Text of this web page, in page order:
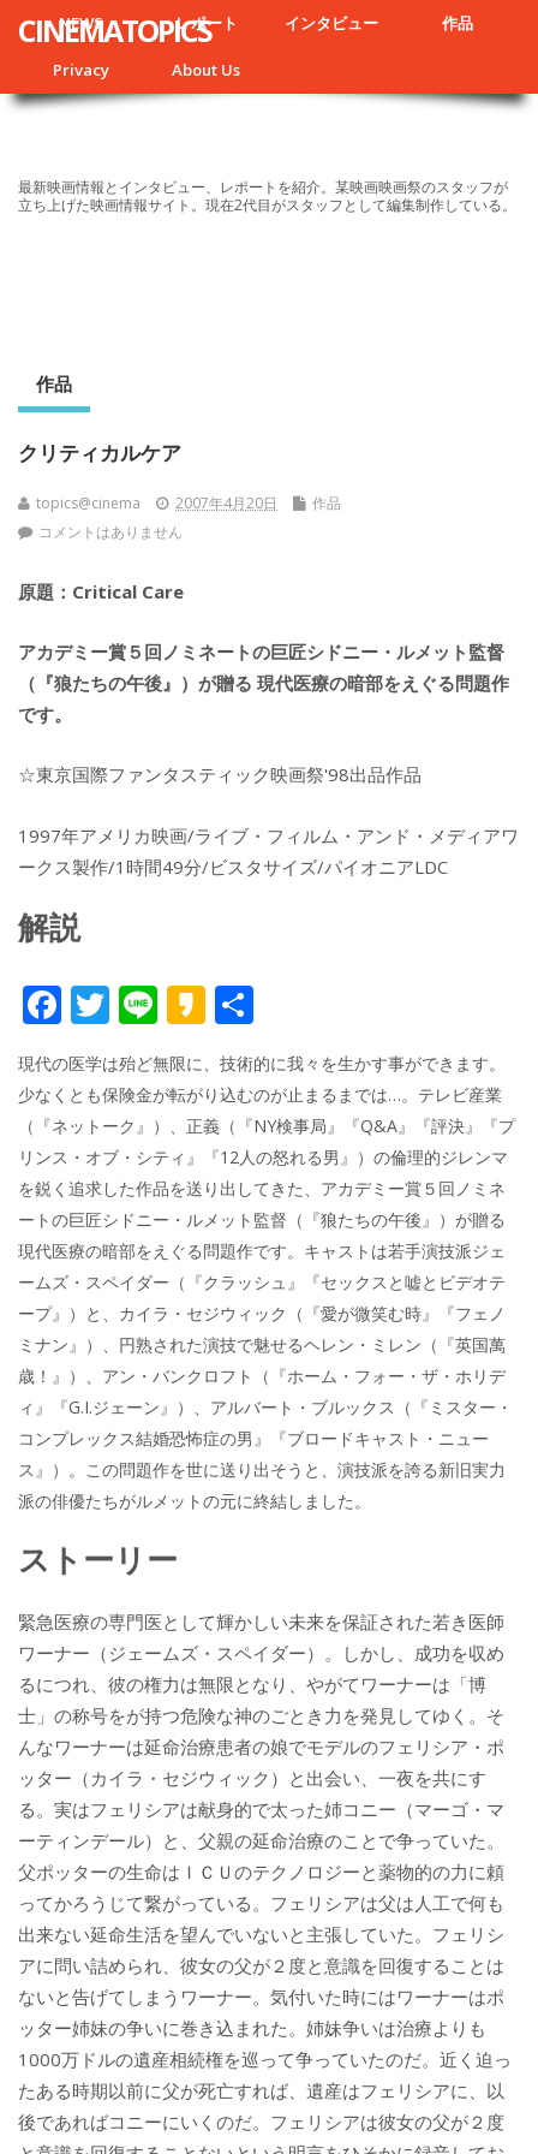
NEWS レポート インタビュー 作品
Privacy About Us
CINEMATOPICS
最新映画情報とインタビュー、レポートを紹介。某映画映画祭のスタッフが
立ち上げた映画情報サイト。現在2代目がスタッフとして編集制作している。
作品
クリティカルケア
topics@cinema 2007年4月20日
作品
コメントはありません
原題：Critical Care
アカデミー賞５回ノミネートの巨匠シドニー・ルメット監督
（『狼たちの午後』）が贈る 現代医療の暗部をえぐる問題作
です。
☆東京国際ファンタスティック映画祭'98出品作品
1997年アメリカ映画/ライブ・フィルム・アンド・メディアワ
ークス製作/1時間49分/ビスタサイズ/パイオニアLDC
解説
F
ac
e
b
o
o
k
T
w
itt
er
Li
n
e
K
a
k
a
o
有
現代の医学は殆ど無限に、技術的に我々を生かす事ができます。
少なくとも保険金が転がり込むのが止まるまでは…。テレビ産業
（『ネットーク』）、正義（『NY検事局』『Q&A』『評決』『プ
リンス・オブ・シティ』『12人の怒れる男』）の倫理的ジレンマ
を鋭く追求した作品を送り出してきた、アカデミー賞５回ノミネ
ートの巨匠シドニー・ルメット監督（『狼たちの午後』）が贈る
現代医療の暗部をえぐる問題作です。キャストは若手演技派ジェ
ームズ・スペイダー（『クラッシュ』『セックスと嘘とビデオテ
ープ』）と、カイラ・セジウィック（『愛が微笑む時』『フェノ
ミナン』）、円熟された演技で魅せるヘレン・ミレン（『英国萬
歳！』）、アン・バンクロフト（『ホーム・フォー・ザ・ホリデ
ィ』『G.I.ジェーン』）、アルバート・ブルックス（『ミスター・
コンプレックス結婚恐怖症の男』『ブロードキャスト・ニュー
ス』）。この問題作を世に送り出そうと、演技派を誇る新旧実力
派の俳優たちがルメットの元に終結しました。
ストーリー
緊急医療の専門医として輝かしい未来を保証された若き医師
ワーナー（ジェームズ・スペイダー）。しかし、成功を収め
るにつれ、彼の権力は無限となり、やがてワーナーは「博
士」の称号をが持つ危険な神のごとき力を発見してゆく。そ
んなワーナーは延命治療患者の娘でモデルのフェリシア・ポ
ッター（カイラ・セジウィック）と出会い、一夜を共にす
る。実はフェリシアは献身的で太った姉コニー（マーゴ・マ
ーティンデール）と、父親の延命治療のことで争っていた。
父ポッターの生命はＩＣＵのテクノロジーと薬物的の力に頼
ってかろうじて繋がっている。フェリシアは父は人工で何も
出来ない延命生活を望んでいないと主張していた。フェリシ
アに問い詰められ、彼女の父が２度と意識を回復することは
ないと告げてしまうワーナー。気付いた時にはワーナーはポ
ッター姉妹の争いに巻き込まれた。姉妹争いは治療よりも
1000万ドルの遺産相続権を巡って争っていたのだ。近く迫っ
たある時期以前に父が死亡すれば、遺産はフェリシアに、以
後であればコニーにいくのだ。フェリシアは彼女の父が２度